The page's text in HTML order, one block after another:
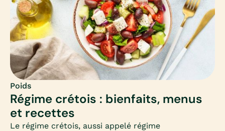
Poids
Régime crétois : bienfaits, menus
et recettes
Le régime crétois, aussi appelé régime